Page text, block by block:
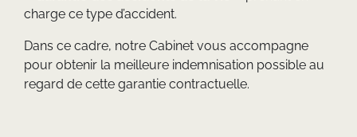
charge ce type d’accident.
Dans ce cadre, notre Cabinet vous accompagne
pour obtenir la meilleure indemnisation possible au
regard de cette garantie contractuelle.